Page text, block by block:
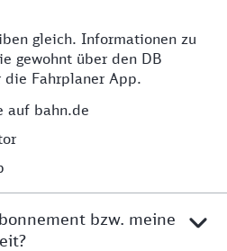
gleich. Informationen zu
gewohnt über den DB
die Fahrplaner App.
auf bahn.de
bzw. meine